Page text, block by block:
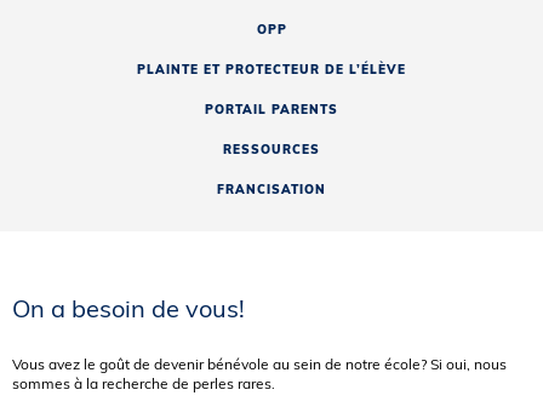
OPP
PLAINTE ET PROTECTEUR DE L’ÉLÈVE
PORTAIL PARENTS
RESSOURCES
FRANCISATION
On a besoin de vous!
Vous avez le goût de devenir bénévole au sein de notre école? Si oui, nous
sommes à la recherche de perles rares.